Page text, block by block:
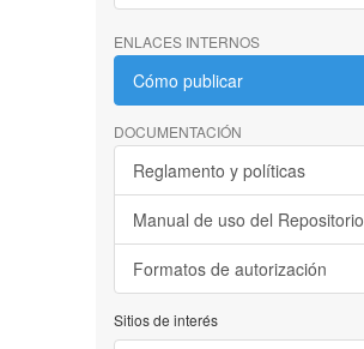
ENLACES INTERNOS
Cómo publicar
DOCUMENTACIÓN
Reglamento y políticas
Manual de uso del Repositorio
Formatos de autorización
Sitios de interés